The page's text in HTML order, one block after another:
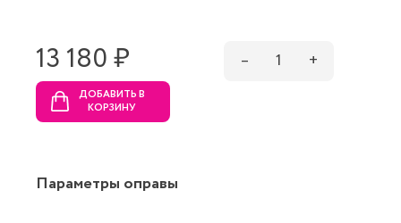
13 180 ₷ – 1 +
ДОБАВИТЬ В
КОРЗИНУ
Параметры оправы